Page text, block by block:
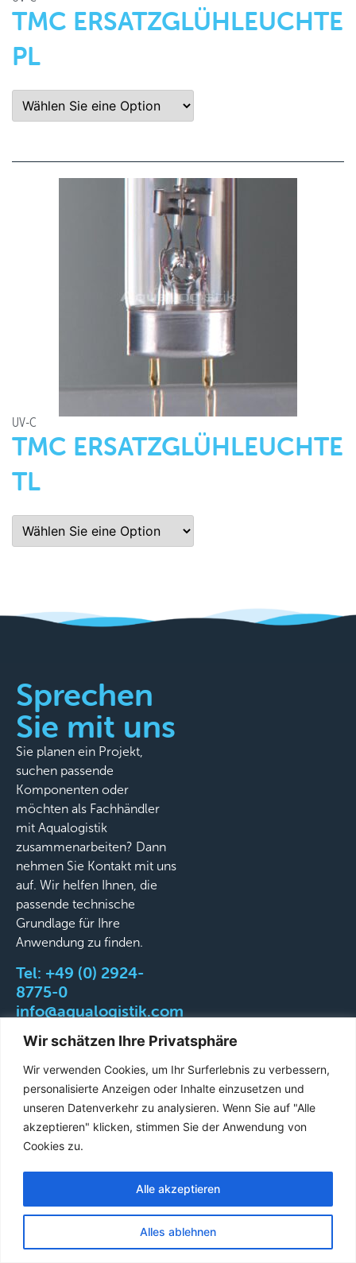
Wir schätzen Ihre Privatsphäre
Wir verwenden Cookies, um Ihr Surferlebnis zu verbessern,
personalisierte Anzeigen oder Inhalte einzusetzen und
unseren Datenverkehr zu analysieren. Wenn Sie auf "Alle
akzeptieren" klicken, stimmen Sie der Anwendung von
Cookies zu.
Alles ablehnen
Alle akzeptieren
TMC ERSATZGLÜHLEUCHTE
PL
UV-C
TMC ERSATZGLÜHLEUCHTE
TL
Sprechen
Sie mit uns
Sie planen ein Projekt,
suchen passende
Komponenten oder
möchten als Fachhändler
mit Aqualogistik
zusammenarbeiten? Dann
nehmen Sie Kontakt mit uns
auf. Wir helfen Ihnen, die
passende technische
Grundlage für Ihre
Anwendung zu finden.
Tel: +49 (0) 2924-
8775-0
info@aqualogistik.com
©
2026
Aqualogistik.
reserved.
AGB Impressum Datenschutz
Liefer-&
Versandbedingungen
English